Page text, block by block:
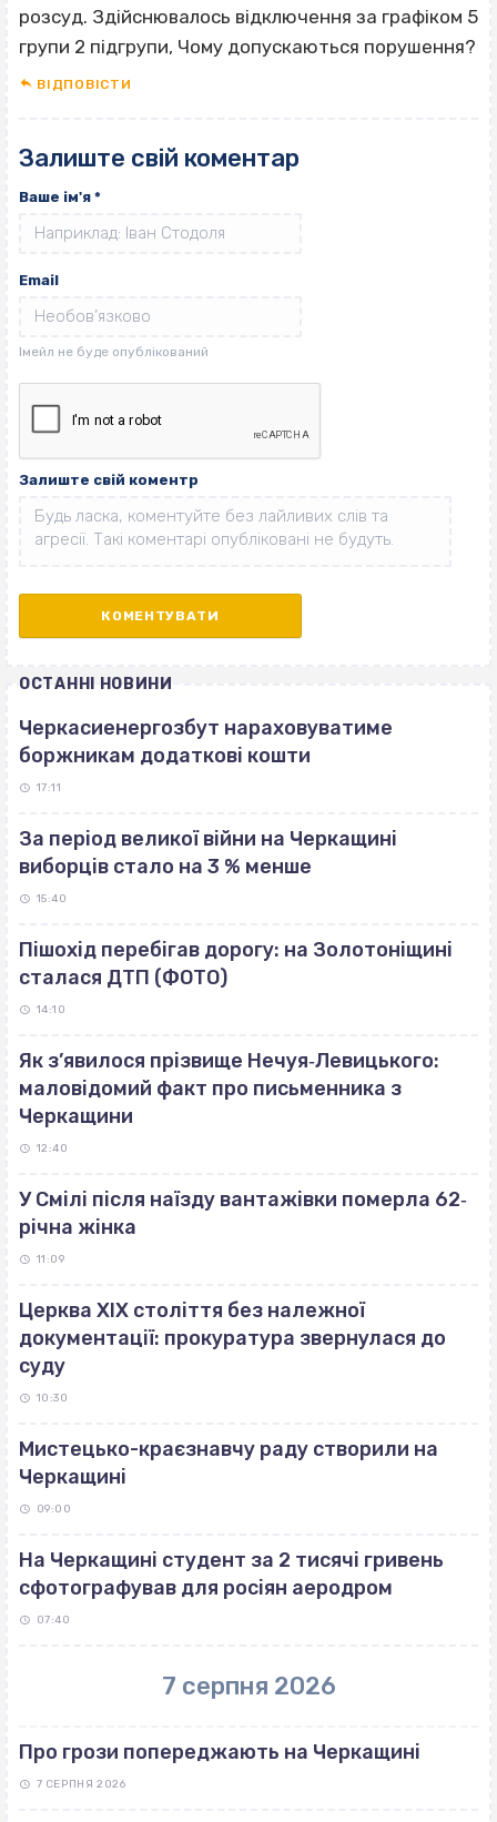
розсуд. Здійснювалось відключення за графіком 5
групи 2 підгрупи, Чому допускаються порушення?
ВІДПОВІCТИ
Залиште свій коментар
Ваше ім'я *
Email
Залиште свій коментр
ОСТАННІ НОВИНИ
Черкасиенергозбут нараховуватиме
боржникам додаткові кошти
17:11
За період великої війни на Черкащині
виборців стало на 3 % менше
15:40
Пішохід перебігав дорогу: на Золотоніщині
сталася ДТП (ФОТО)
14:10
Як з’явилося прізвище Нечуя‐Левицького:
маловідомий факт про письменника з
Черкащини
12:40
У Смілі після наїзду вантажівки померла 62‐
річна жінка
11:09
Церква ХІХ століття без належної
документації: прокуратура звернулася до
суду
10:30
Мистецько-краєзнавчу раду створили на
Черкащині
09:00
На Черкащині студент за 2 тисячі гривень
сфотографував для росіян аеродром
07:40
7 серпня 2026
Про грози попереджають на Черкащині
7 СЕРПНЯ 2026